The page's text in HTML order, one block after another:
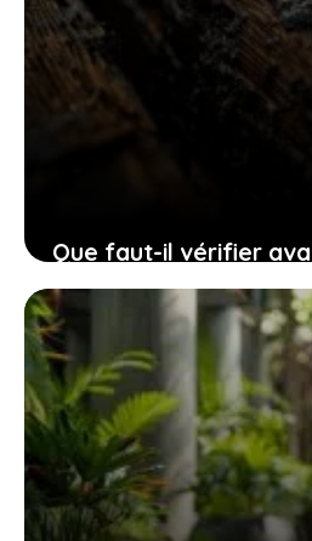
Que faut-il vérifier
d’enlever le parquet
25 juillet 2025